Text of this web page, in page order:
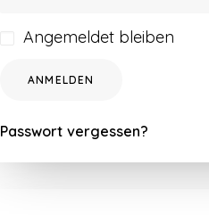
Angemeldet bleiben
ANMELDEN
Passwort vergessen?